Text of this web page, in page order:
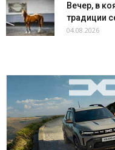
Вечер, в
традиции
04.08.2026